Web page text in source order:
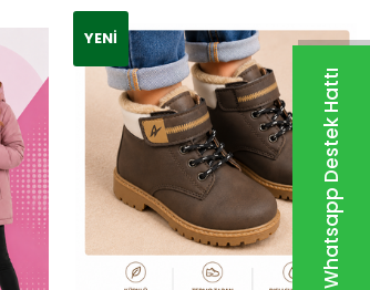
Whatsapp Destek Hattı
YENI